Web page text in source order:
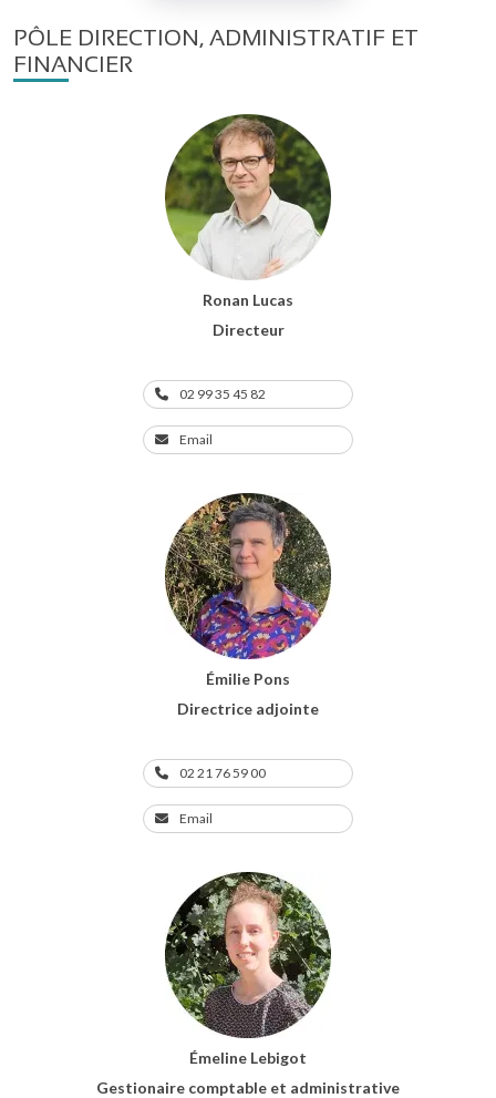
PÔLE DIRECTION, ADMINISTRATIF ET
FINANCIER
Ronan Lucas
Directeur
02 99 35 45 82
Email
Émilie Pons
Directrice adjointe
02 21 76 59 00
Email
Émeline Lebigot
Gestionaire comptable et administrative